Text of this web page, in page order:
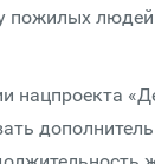
пожилых
нацпроекта